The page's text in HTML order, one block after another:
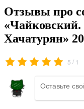
Отзывы про
Хачатурян»
5 / 1